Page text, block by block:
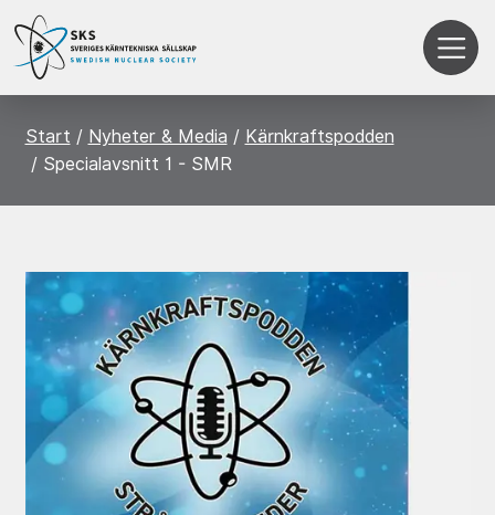
Start Nyheter & Media
Kärnkraftspodden
Specialavsnitt 1 - SMR